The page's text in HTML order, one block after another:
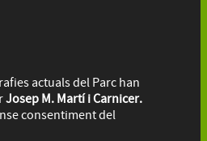
actuals del Parc han
Josep M. Martí i Carnicer.
consentiment del